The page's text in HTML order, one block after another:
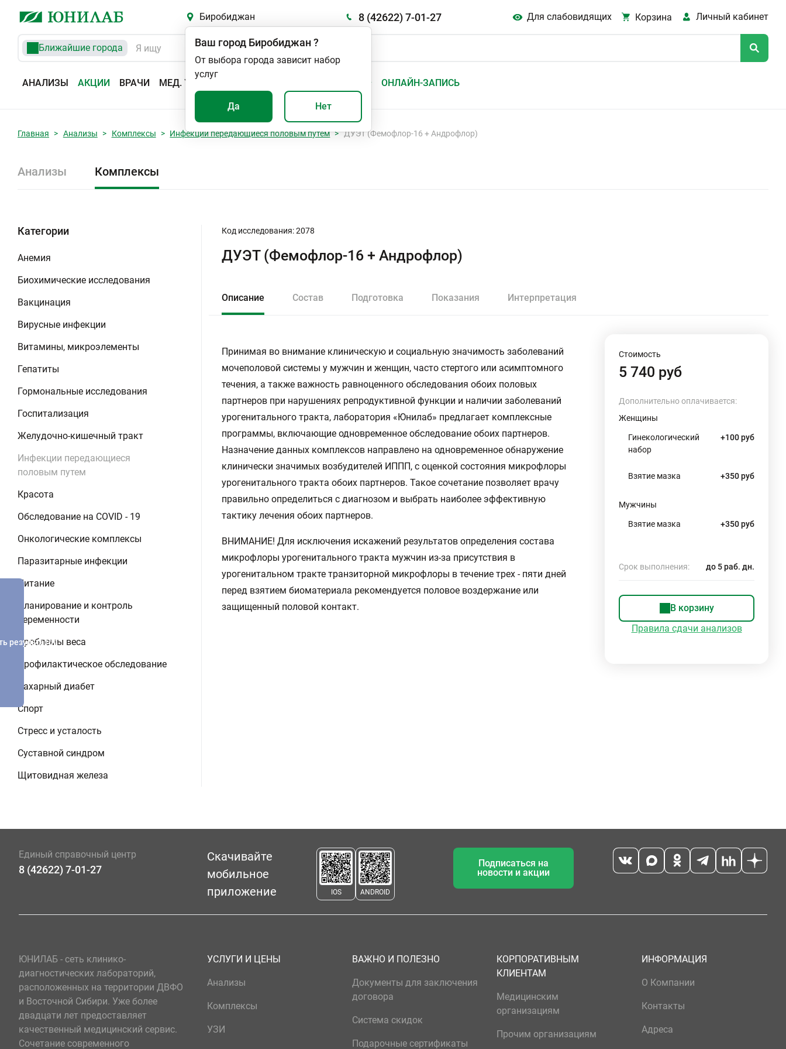
Биробиджан 8 (42622) 7-01-27 Для слабовидящих Корзина Личный кабинет
Ближайшие города
АНАЛИЗЫ АКЦИИ ВРАЧИ МЕД. УСЛУГИ ОНЛАЙН-ЗАПИСЬ
Ваш город Биробиджан?
От выбора города зависит набор
услуг
Да Нет
Главная Анализы Комплексы Инфекции передающиеся половым путем ДУЭТ (Фемофлор-16 + Андрофлор)
Анализы Комплексы
Категории
Анемия
Биохимические исследования
Вакцинация
Вирусные инфекции
Витамины, микроэлементы
Гепатиты
Гормональные исследования
Госпитализация
Желудочно-кишечный тракт
Инфекции передающиеся
половым путем
Красота
Обследование на COVID - 19
Онкологические комплексы
Паразитарные инфекции
Питание
Планирование и контроль
беременности
Проблемы веса
Профилактическое обследование
Сахарный диабет
Спорт
Стресс и усталость
Суставной синдром
Щитовидная железа
Код исследования: 2078
ДУЭТ (Фемофлор-16 + Андрофлор)
Описание Состав Подготовка Показания Интерпретация
Принимая во внимание клиническую и социальную значимость заболеваний
мочеполовой системы у мужчин и женщин, часто стертого или асимптомного
течения, а также важность равноценного обследования обоих половых
партнеров при нарушениях репродуктивной функции и наличии заболеваний
урогенитального тракта, лаборатория «Юнилаб» предлагает комплексные
программы, включающие одновременное обследование обоих партнеров.
Назначение данных комплексов направлено на одновременное обнаружение
клинически значимых возбудителей ИППП, с оценкой состояния микрофлоры
урогенитального тракта обоих партнеров. Такое сочетание позволяет врачу
правильно определиться с диагнозом и выбрать наиболее эффективную
тактику лечения обоих партнеров.
ВНИМАНИЕ! Для исключения искажений результатов определения состава
микрофлоры урогенитального тракта мужчин из-за присутствия в
урогенитальном тракте транзиторной микрофлоры в течение трех - пяти дней
перед взятием биоматериала рекомендуется половое воздержание или
защищенный половой контакт.
Стоимость
5 740 руб
Дополнительно оплачивается:
Женщины
Гинекологический
набор
+100 руб
Взятие мазка +350 руб
Мужчины
Взятие мазка +350 руб
Срок выполнения: до 5 раб. дн.
В корзину
Правила сдачи анализов
результатов
Единый справочный центр
8 (42622) 7-01-27
Скачивайте
мобильное
приложение
IOS ANDROID
Подписаться на
новости и акции
ЮНИЛАБ - сеть клинико-
диагностических лабораторий,
расположенных на территории ДВФО
и Восточной Сибири. Уже более
двадцати лет предоставляет
качественный медицинский сервис.
Сочетание современного
УСЛУГИ И ЦЕНЫ
Анализы
Комплексы
УЗИ
ВАЖНО И ПОЛЕЗНО
Документы для заключения
договора
Система скидок
Подарочные сертификаты
КОРПОРАТИВНЫМ
КЛИЕНТАМ
Медицинским
организациям
Прочим организациям
ИНФОРМАЦИЯ
О Компании
Контакты
Адреса